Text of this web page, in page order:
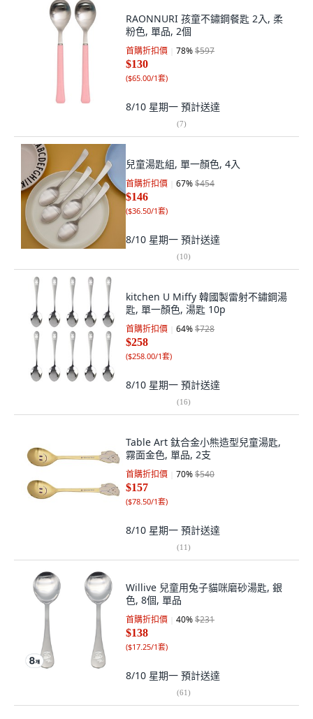
RAONNURI 孩童不鏽鋼餐匙 2入, 柔
粉色, 單品, 2個
首購折扣價 78%$597
$130
($65.00/1套)
8/10 星期一 預計送達
(7)
兒童湯匙組, 單一顏色, 4入
首購折扣價 67%$454
$146
($36.50/1套)
8/10 星期一 預計送達
(10)
kitchen U Miffy 韓國製雷射不鏽鋼湯
匙, 單一顏色, 湯匙 10p
首購折扣價 64%$728
$258
($258.00/1套)
8/10 星期一 預計送達
(16)
Table Art 鈦合金小熊造型兒童湯匙,
霧面金色, 單品, 2支
首購折扣價 70%$540
$157
($78.50/1套)
8/10 星期一 預計送達
(11)
Willive 兒童用兔子貓咪磨砂湯匙, 銀
色, 8個, 單品
首購折扣價 40%$231
$138
($17.25/1套)
8/10 星期一 預計送達
(61)